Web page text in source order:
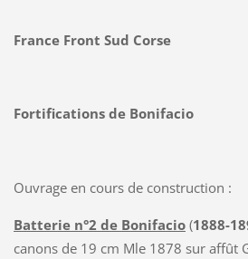
France Front Sud Corse
Fortifications de Bonifacio
Ouvrage en cours de construction :
Batterie n°2 de Bonifacio(1888-
canons de 19 cm Mle 1878 sur affût